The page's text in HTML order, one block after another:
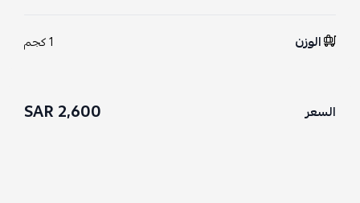
الوزن 1 كجم
السعر 2,600 SAR